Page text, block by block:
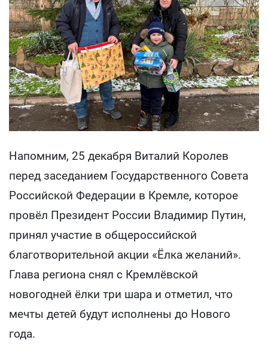
Напомним, 25 декабря Виталий Королев
перед заседанием Государственного Совета
Российской Федерации в Кремле, которое
провёл Президент России Владимир Путин,
принял участие в общероссийской
благотворительной акции «Ёлка желаний».
Глава региона снял с Кремлёвской
новогодней ёлки три шара и отметил, что
мечты детей будут исполнены до Нового
года.